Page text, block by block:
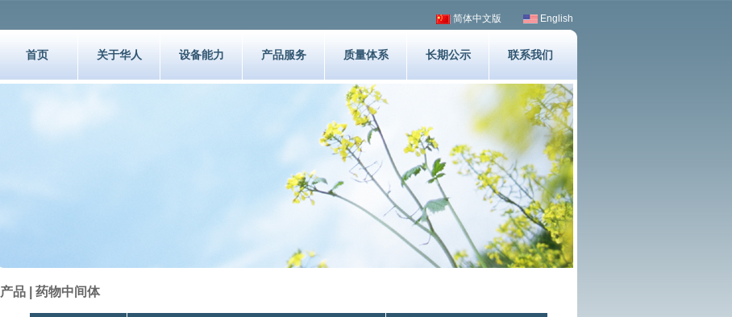
简体中文版 English
首页 关于华人 设备能力 产品服务 质量体系 长期公示 联系我们
产品 | 药物中间体